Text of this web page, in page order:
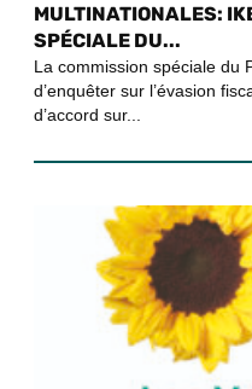
MULTINATIONALES:
SPÉCIALE DU...
La commission spéciale du
d’enquêter sur l’évasion
d’accord sur...